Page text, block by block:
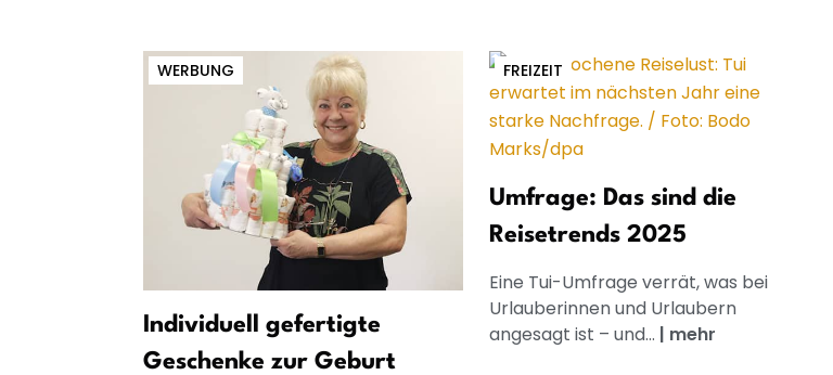
WERBUNG
Individuell gefertigte
Geschenke zur Geburt
FREIZEIT
Umfrage: Das sind die
Reisetrends 2025
Eine Tui-Umfrage verrät, was bei
Urlauberinnen und Urlaubern
angesagt ist – und... | mehr